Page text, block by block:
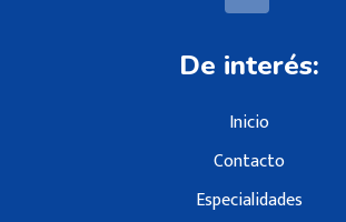
De interés:
Inicio
Contacto
Especialidades